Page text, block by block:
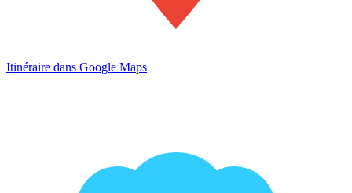
Itinéraire dans Google Maps